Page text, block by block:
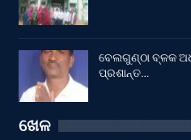
ବେଲଗୁଣ୍ଠା ବ୍ଳକ
ପ୍ରଶାନ୍ତ…
ଖେଳ